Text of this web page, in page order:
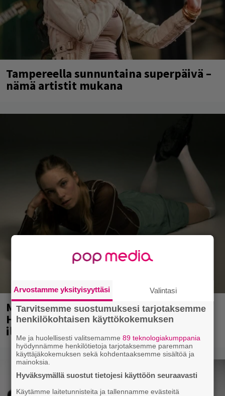
Tampereella sunnuntaina superpäivä –
nämä artistit mukana
Mainio ohjelmatoimisto juhlii
Helsingissä 10-vuotista taivaltaan –
ilmaistapahtumassa loistoesiintyjät
Arvostamme yksityisyyttäsi Valintasi
Tarvitsemme suostumuksesi tarjotaksemme
henkilökohtaisen käyttökokemuksen
Me ja huolellisesti valitsemamme89 teknologiakumppania
hyödynnämme henkilötietoja tarjotaksemme paremman
käyttäjäkokemuksen sekä kohdentaaksemme sisältöä ja
mainoksia.
Hyväksymällä suostut tietojesi käyttöön seuraavasti
Käytämme laitetunnisteita ja tallennamme evästeitä